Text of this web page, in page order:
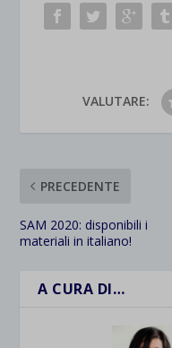
VALUTARE:
PRECEDENTE
SAM 2020: disponibili i
materiali in italiano!
A CURA DI…